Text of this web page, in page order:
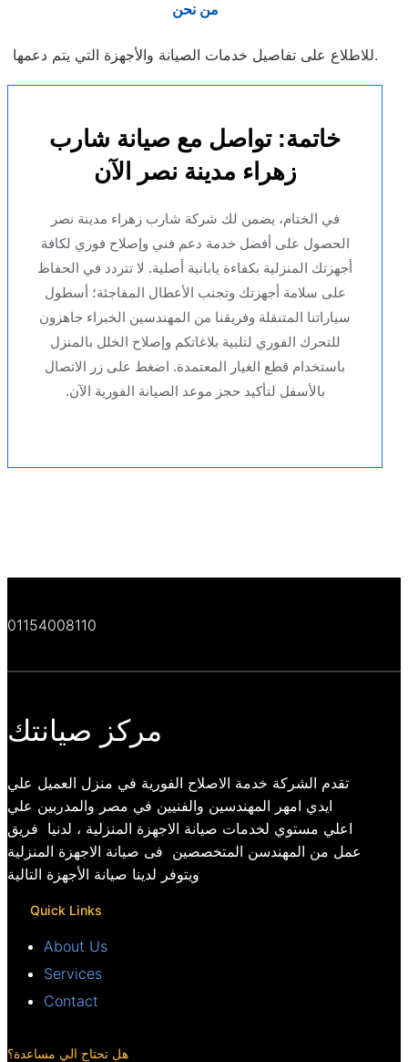
من نحن
للاطلاع على تفاصيل خدمات الصيانة والأجهزة التي يتم دعمها.
خاتمة: تواصل مع صيانة شارب
زهراء مدينة نصر الآن
في الختام، يضمن لك شركة شارب زهراء مدينة نصر
الحصول على أفضل خدمة دعم فني وإصلاح فوري لكافة
أجهزتك المنزلية بكفاءة يابانية أصلية. لا تتردد في الحفاظ
على سلامة أجهزتك وتجنب الأعطال المفاجئة؛ أسطول
سياراتنا المتنقلة وفريقنا من المهندسين الخبراء جاهزون
للتحرك الفوري لتلبية بلاغاتكم وإصلاح الخلل بالمنزل
باستخدام قطع الغيار المعتمدة. اضغط على زر الاتصال
بالأسفل لتأكيد حجز موعد الصيانة الفورية الآن.
01154008110
مركز صيانتك
تقدم الشركة خدمة الاصلاح الفورية في منزل العميل علي
ايدي امهر المهندسين والفنيين في مصر والمدربين علي
اعلي مستوي لخدمات صيانة الاجهزة المنزلية ، لدنيا فريق
عمل من المهندسن المتخصصين فى صيانة الاجهزة المنزلية
ويتوفر لدينا صيانة الأجهزة التالية
Quick Links
About Us
Services
Contact
هل تحتاج الي مساعدة؟